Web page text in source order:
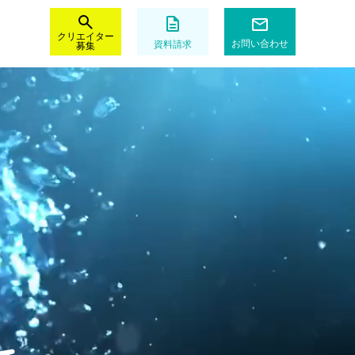
クリエイター
募集 資料請求 お問い合わせ